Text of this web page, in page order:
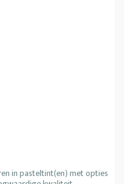
in pasteltint(en) met opties